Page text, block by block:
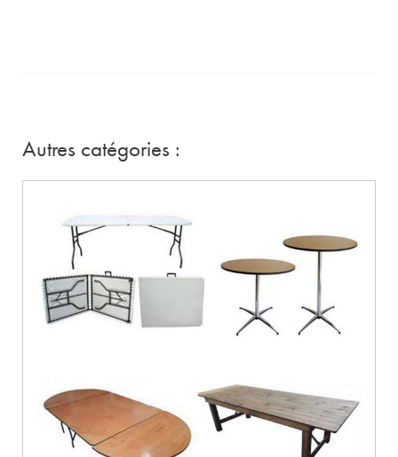
Autres catégories :